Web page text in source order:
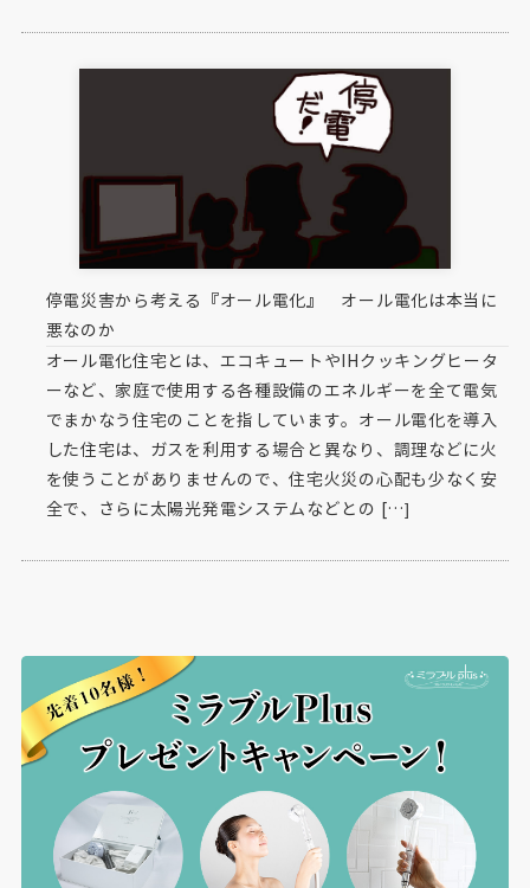
停電災害から考える『オール電化』 オール電化は本当に
悪なのか
オール電化住宅とは、エコキュートやIHクッキングヒータ
ーなど、家庭で使用する各種設備のエネルギーを全て電気
でまかなう住宅のことを指しています。オール電化を導入
した住宅は、ガスを利用する場合と異なり、調理などに火
を使うことがありませんので、住宅火災の心配も少なく安
全で、さらに太陽光発電システムなどとの […]